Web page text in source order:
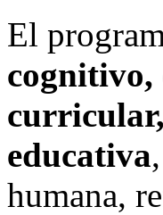
El
cognitivo,
educativa
humana,